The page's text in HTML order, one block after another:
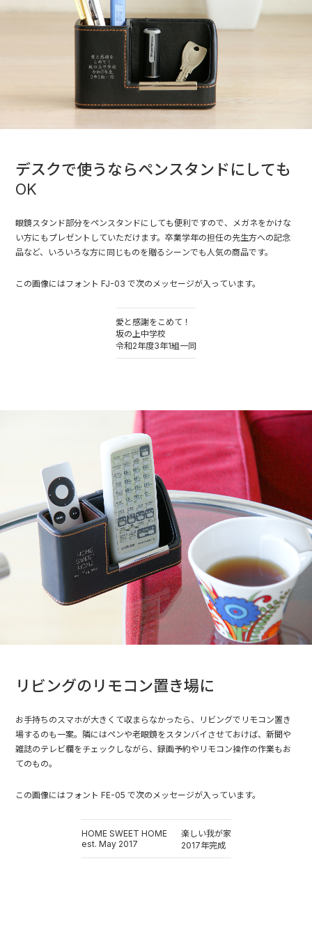
デスクで使うならペンスタンドにしても
OK
眼鏡スタンド部分をペンスタンドにしても便利ですので、メガネをかけな
い方にもプレゼントしていただけます。卒業学年の担任の先生方への記念
品など、いろいろな方に同じものを贈るシーンでも人気の商品です。
この画像にはフォント FJ-03 で次のメッセージが入っています。
愛と感謝をこめて！
坂の上中学校
令和2年度3年1組一同
リビングのリモコン置き場に
お手持ちのスマホが大きくて収まらなかったら、リビングでリモコン置き
場するのも一案。隣にはペンや老眼鏡をスタンバイさせておけば、新聞や
雑誌のテレビ欄をチェックしながら、録画予約やリモコン操作の作業もお
てのもの。
この画像にはフォント FE-05 で次のメッセージが入っています。
HOME SWEET HOME
est. May 2017
楽しい我が家
2017年完成